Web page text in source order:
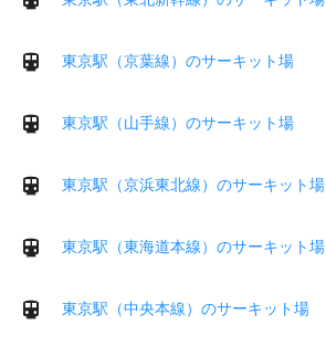
東京駅（京葉線）のサーキット場
東京駅（山手線）のサーキット場
東京駅（京浜東北線）のサーキット場
東京駅（東海道本線）のサーキット場
東京駅（中央本線）のサーキット場